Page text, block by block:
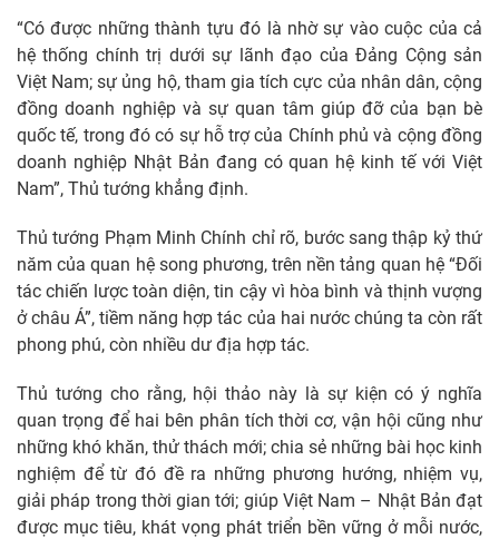
“Có được những thành tựu đó là nhờ sự vào cuộc của cả
hệ thống chính trị dưới sự lãnh đạo của Đảng Cộng sản
Việt Nam; sự ủng hộ, tham gia tích cực của nhân dân, cộng
đồng doanh nghiệp và sự quan tâm giúp đỡ của bạn bè
quốc tế, trong đó có sự hỗ trợ của Chính phủ và cộng đồng
doanh nghiệp Nhật Bản đang có quan hệ kinh tế với Việt
Nam”, Thủ tướng khẳng định.
Thủ tướng Phạm Minh Chính chỉ rõ, bước sang thập kỷ thứ
năm của quan hệ song phương, trên nền tảng quan hệ “Đối
tác chiến lược toàn diện, tin cậy vì hòa bình và thịnh vượng
ở châu Á”, tiềm năng hợp tác của hai nước chúng ta còn rất
phong phú, còn nhiều dư địa hợp tác.
Thủ tướng cho rằng, hội thảo này là sự kiện có ý nghĩa
quan trọng để hai bên phân tích thời cơ, vận hội cũng như
những khó khăn, thử thách mới; chia sẻ những bài học kinh
nghiệm để từ đó đề ra những phương hướng, nhiệm vụ,
giải pháp trong thời gian tới; giúp Việt Nam – Nhật Bản đạt
được mục tiêu, khát vọng phát triển bền vững ở mỗi nước,